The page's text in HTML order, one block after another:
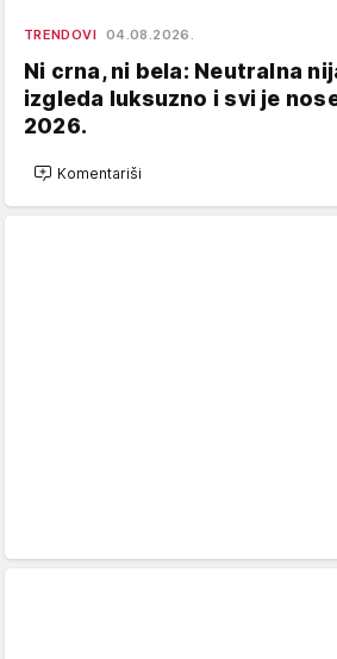
TRENDOVI 04.08.2026.
Ni crna, ni bela: Neutralna
izgleda luksuzno i svi je
2026.
Komentariši